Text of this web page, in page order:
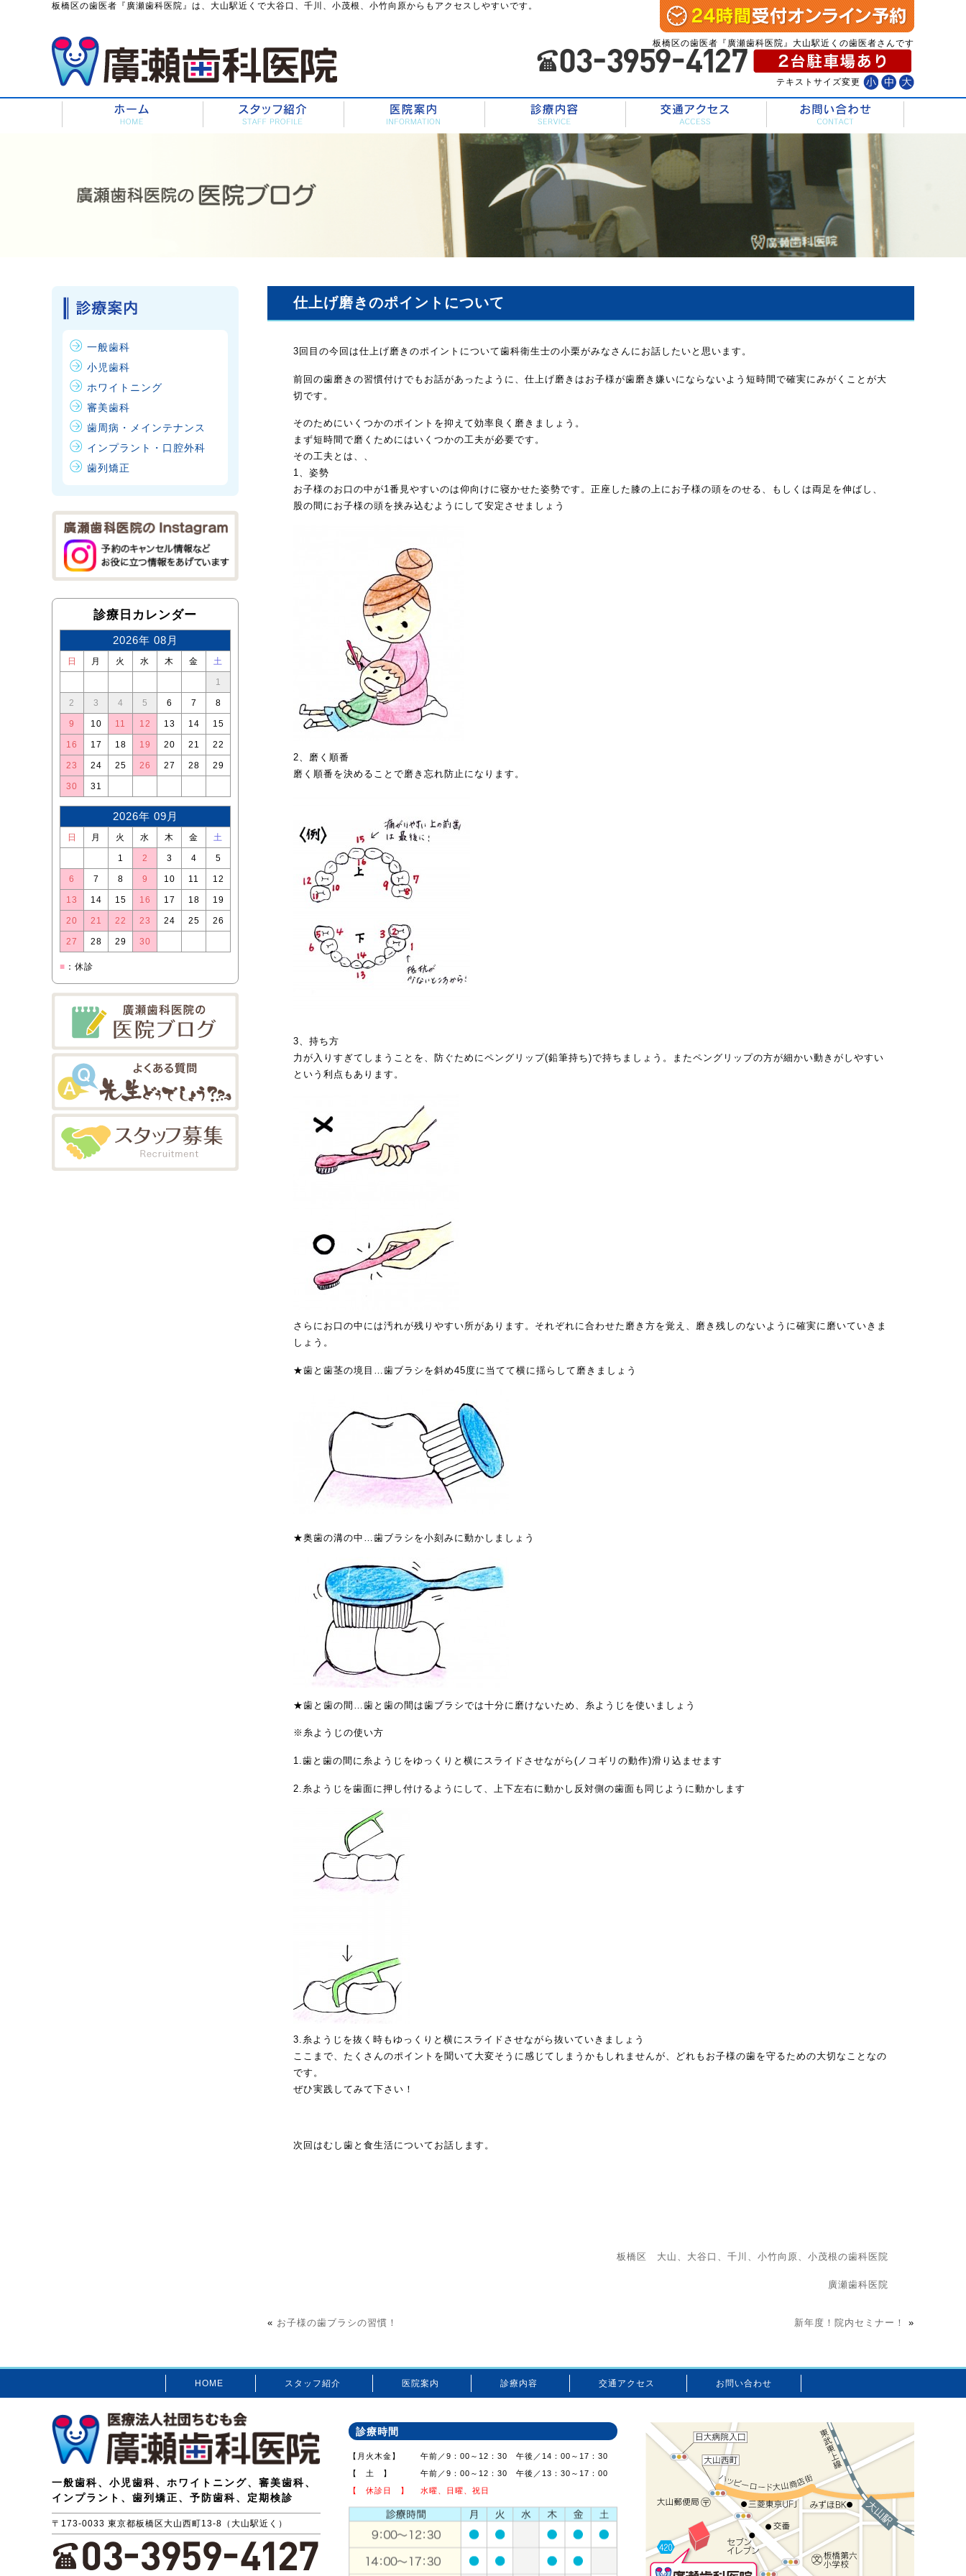
板橋区の歯医者『廣瀬歯科医院』は、大山駅近くで大谷口、千川、小茂根、小竹向原からもアクセスしやすいです。
板橋区の歯医者『廣瀬歯科医院』大山駅近くの歯医者さんです
テキストサイズ変更
仕上げ磨きのポイントについて
3回目の今回は仕上げ磨きのポイントについて歯科衛生士の小栗がみなさんにお話したいと思います。
前回の歯磨きの習慣付けでもお話があったように、仕上げ磨きはお子様が歯磨き嫌いにならないよう短時間で確実にみがくことが大
切です。
そのためにいくつかのポイントを抑えて効率良く磨きましょう。
まず短時間で磨くためにはいくつかの工夫が必要です。
その工夫とは、、
1、姿勢
お子様のお口の中が1番見やすいのは仰向けに寝かせた姿勢です。正座した膝の上にお子様の頭をのせる、もしくは両足を伸ばし、
股の間にお子様の頭を挟み込むようにして安定させましょう
2、磨く順番
磨く順番を決めることで磨き忘れ防止になります。
3、持ち方
力が入りすぎてしまうことを、防ぐためにペングリップ(鉛筆持ち)で持ちましょう。またペングリップの方が細かい動きがしやすい
という利点もあります。
さらにお口の中には汚れが残りやすい所があります。それぞれに合わせた磨き方を覚え、磨き残しのないように確実に磨いていきま
しょう。
★歯と歯茎の境目…歯ブラシを斜め45度に当てて横に揺らして磨きましょう
★奥歯の溝の中…歯ブラシを小刻みに動かしましょう
★歯と歯の間…歯と歯の間は歯ブラシでは十分に磨けないため、糸ようじを使いましょう
※糸ようじの使い方
1.歯と歯の間に糸ようじをゆっくりと横にスライドさせながら(ノコギリの動作)滑り込ませます
2.糸ようじを歯面に押し付けるようにして、上下左右に動かし反対側の歯面も同じように動かします
3.糸ようじを抜く時もゆっくりと横にスライドさせながら抜いていきましょう
ここまで、たくさんのポイントを聞いて大変そうに感じてしまうかもしれませんが、どれもお子様の歯を守るための大切なことなの
です。
ぜひ実践してみて下さい！
次回はむし歯と食生活についてお話します。
板橋区 大山、大谷口、千川、小竹向原、小茂根の歯科医院
廣瀬歯科医院
« お子様の歯ブラシの習慣！ 新年度！院内セミナー！ »
一般歯科
小児歯科
ホワイトニング
審美歯科
歯周病・メインテナンス
インプラント・口腔外科
歯列矯正
診療日カレンダー
2026年 08月
日 月 火 水 木 金 土
1
2 3 4 5 6 7 8
9 10 11 12 13 14 15
16 17 18 19 20 21 22
23 24 25 26 27 28 29
30 31
2026年 09月
日 月 火 水 木 金 土
1 2 3 4 5
6 7 8 9 10 11 12
13 14 15 16 17 18 19
20 21 22 23 24 25 26
27 28 29 30
■ ：休診
HOME スタッフ紹介 医院案内 診療内容 交通アクセス お問い合わせ
一般歯科、小児歯科、ホワイトニング、審美歯科、
インプラント、歯列矯正、予防歯科、定期検診
〒173-0033 東京都板橋区大山西町13-8（大山駅近く）
診療時間
【月火木金】
午前／9：00～12：30 午後／14：00～17：30
【 土 】
午前／9：00～12：30 午後／13：30～17：00
【 休診日 】
水曜、日曜、祝日